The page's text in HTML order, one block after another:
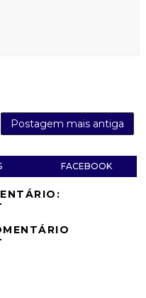
Postagem mais antiga
FACEBOOK